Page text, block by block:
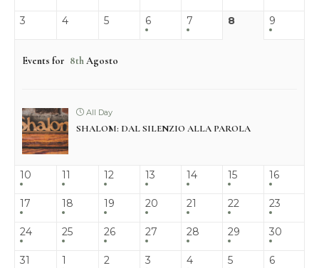
3 4 5 6 7 8 9
Events for 8thAgosto
All Day
SHALOM: DAL SILENZIO ALLA PAROLA
10 11 12 13 14 15 16
17 18 19 20 21 22 23
24 25 26 27 28 29 30
31 1 2 3 4 5 6